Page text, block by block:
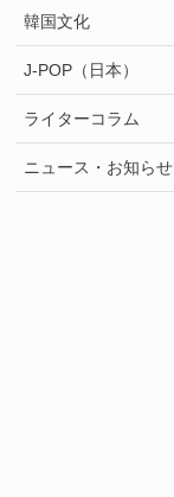
韓国文化
J-POP（日本）
ライターコラム
ニュース・お知らせ